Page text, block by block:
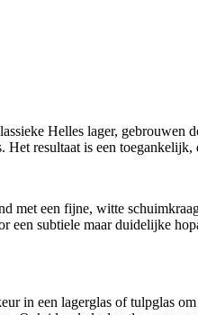
Helles lager,
Het resultaat is een
met een fijne, witte
een subtiele maar duidelijke
in een lagerglas of tulpglas